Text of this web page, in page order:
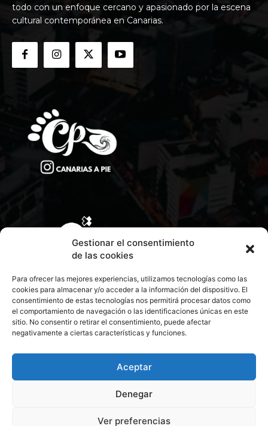
Gestionar el consentimiento
de las cookies
Para ofrecer las mejores experiencias, utilizamos tecnologías como las
cookies para almacenar y/o acceder a la información del dispositivo. El
consentimiento de estas tecnologías nos permitirá procesar datos como
el comportamiento de navegación o las identificaciones únicas en este
sitio. No consentir o retirar el consentimiento, puede afectar
negativamente a ciertas características y funciones.
Aceptar
Denegar
Ver preferencias
todo con un enfoque cercano y apasionado por la escena
cultural contemporánea en Canarias.
CONTACTA CON NOSOTROS